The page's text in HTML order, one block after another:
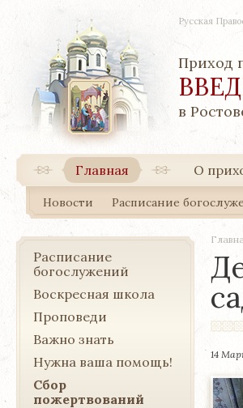
Русская
Приход
в
Главная
Новости Расписание
О
14
Расписание
богослужений
Воскресная школа
Проповеди
Важно знать
Нужна ваша помощь!
Сбор
пожертвований